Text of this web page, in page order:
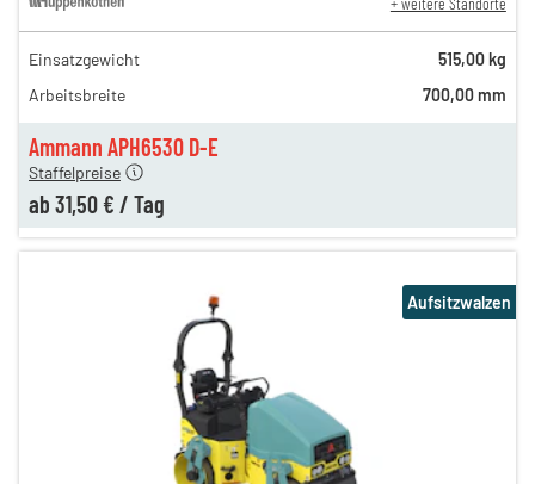
Ammann APH6530 D-E
85,00 €
44,00 €
Staffelpreise
ab 31,50 € / Tag
Einsatzgewicht
515,00 kg
Arbeitsbreite
700,00 mm
Aufsitzwalzen